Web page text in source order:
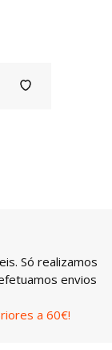
Só realizamos
envios
a 60€!